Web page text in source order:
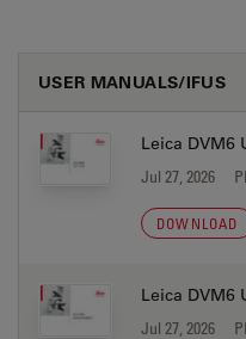
USER MANUALS/IFUS
Leica DVM6
Jul 27, 2026
DOWNLOAD
Leica DVM6
Jul 27, 2026